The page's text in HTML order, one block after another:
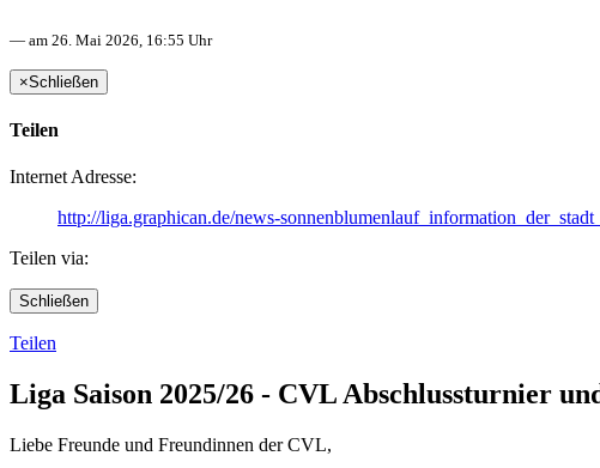
— am 26. Mai 2026, 16:55 Uhr
×Schließen
Teilen
Internet Adresse:
http://liga.graphican.de/news-
Teilen via:
Schließen
Teilen
Liga Saison 2025/26 - CVL Abschlussturnier
Liebe Freunde und Freundinnen der CVL,